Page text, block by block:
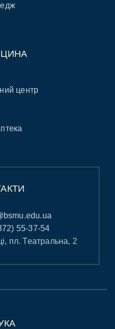
центр
55-37-54
пл. Театральна, 2